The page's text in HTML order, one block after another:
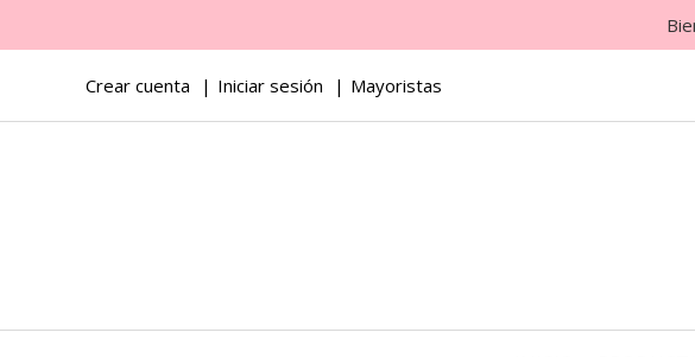
Crear cuenta Iniciar sesión Mayoristas